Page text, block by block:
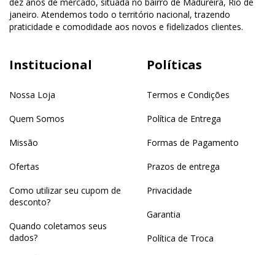
janeiro. Atendemos todo o território nacional, trazendo
praticidade e comodidade aos novos e fidelizados clientes.
Institucional
Nossa Loja
Quem Somos
Missão
Ofertas
Como utilizar seu cupom de
desconto?
Quando coletamos seus
dados?
Políticas
Termos e Condições
Política de Entrega
Formas de Pagamento
Prazos de entrega
Privacidade
Garantia
Política de Troca